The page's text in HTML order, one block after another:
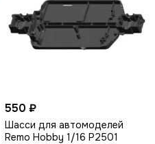
550 ₽
Шасси для автомоделей
Remo Hobby 1/16 P2501